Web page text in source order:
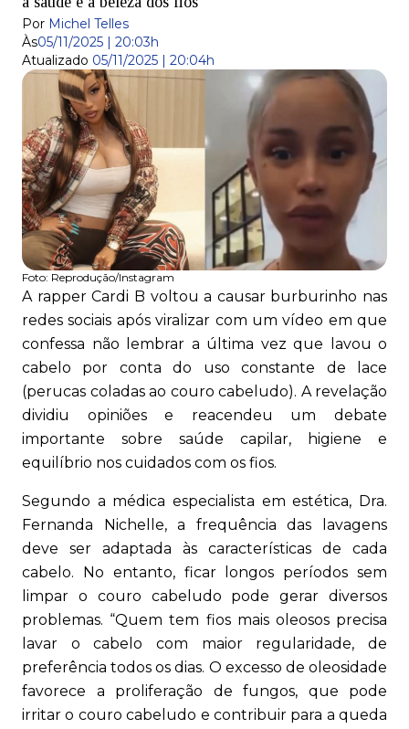
Por Michel Telles
Às05/11/2025 | 20:03h
Atualizado 05/11/2025 | 20:04h
Foto: Reprodução/Instagram
A rapper Cardi B voltou a causar burburinho nas
redes sociais após viralizar com um vídeo em que
confessa não lembrar a última vez que lavou o
cabelo por conta do uso constante de lace
(perucas coladas ao couro cabeludo). A revelação
dividiu opiniões e reacendeu um debate
importante sobre saúde capilar, higiene e
equilíbrio nos cuidados com os fios.
Segundo a médica especialista em estética, Dra.
Fernanda Nichelle, a frequência das lavagens
deve ser adaptada às características de cada
cabelo. No entanto, ficar longos períodos sem
limpar o couro cabeludo pode gerar diversos
problemas. “Quem tem fios mais oleosos precisa
lavar o cabelo com maior regularidade, de
preferência todos os dias. O excesso de oleosidade
favorece a proliferação de fungos, que pode
irritar o couro cabeludo e contribuir para a queda